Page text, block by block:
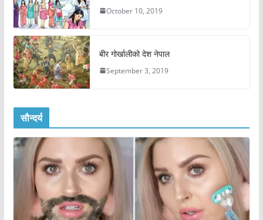
October 10, 2019
बीर गोर्खालीको देश नेपाल
September 3, 2019
सौन्दर्य